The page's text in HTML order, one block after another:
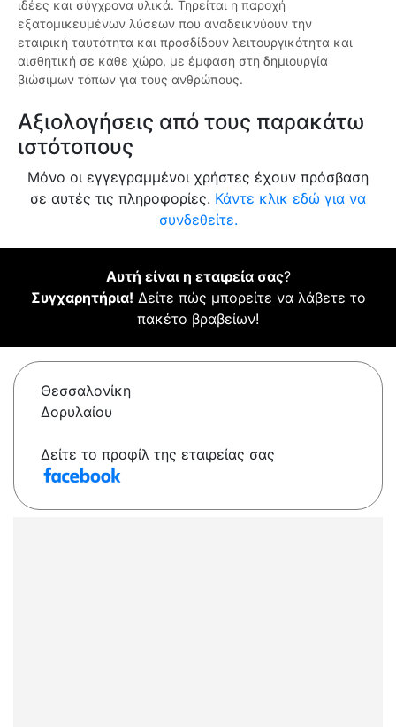
ιδέες και σύγχρονα υλικά. Τηρείται η παροχή
εξατομικευμένων λύσεων που αναδεικνύουν την
εταιρική ταυτότητα και προσδίδουν λειτουργικότητα και
αισθητική σε κάθε χώρο, με έμφαση στη δημιουργία
βιώσιμων τόπων για τους ανθρώπους.
Αξιολογήσεις από τους παρακάτω
ιστότοπους
Μόνο οι εγγεγραμμένοι χρήστες έχουν πρόσβαση
σε αυτές τις πληροφορίες. Κάντε κλικ εδώ για να
συνδεθείτε.
Αυτή είναι η εταιρεία σας?
Συγχαρητήρια! Δείτε πώς μπορείτε να λάβετε το
πακέτο βραβείων!
Θεσσαλονίκη
Δορυλαίου
Δείτε το προφίλ της εταιρείας σας